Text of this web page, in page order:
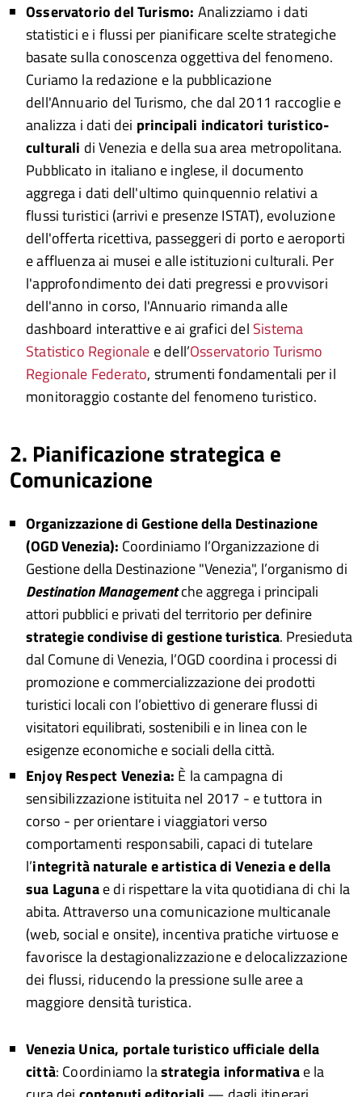
Osservatorio del Turismo: Analizziamo i dati
statistici e i flussi per pianificare scelte strategiche
basate sulla conoscenza oggettiva del fenomeno.
Curiamo la redazione e la pubblicazione
dell'Annuario del Turismo, che dal 2011 raccoglie e
analizza i dati dei principali indicatori turistico-
culturali di Venezia e della sua area metropolitana.
Pubblicato in italiano e inglese, il documento
aggrega i dati dell'ultimo quinquennio relativi a
flussi turistici (arrivi e presenze ISTAT), evoluzione
dell'offerta ricettiva, passeggeri di porto e aeroporti
e affluenza ai musei e alle istituzioni culturali. Per
l'approfondimento dei dati pregressi e provvisori
dell'anno in corso, l'Annuario rimanda alle
dashboard interattive e ai grafici del Sistema
Statistico Regionale e dell’Osservatorio Turismo
Regionale Federato, strumenti fondamentali per il
monitoraggio costante del fenomeno turistico.
2. Pianificazione strategica e
Comunicazione
Organizzazione di Gestione della Destinazione
(OGD Venezia): Coordiniamo l’Organizzazione di
Gestione della Destinazione "Venezia", l’organismo di
Destination Managementche aggrega i principali
attori pubblici e privati del territorio per definire
strategie condivise di gestione turistica. Presieduta
dal Comune di Venezia, l’OGD coordina i processi di
promozione e commercializzazione dei prodotti
turistici locali con l’obiettivo di generare flussi di
visitatori equilibrati, sostenibili e in linea con le
esigenze economiche e sociali della città.
Enjoy Respect Venezia: È la campagna di
sensibilizzazione istituita nel 2017 - e tuttora in
corso - per orientare i viaggiatori verso
comportamenti responsabili, capaci di tutelare
l’integrità naturale e artistica di Venezia e della
sua Lagunae di rispettare la vita quotidiana di chi la
abita. Attraverso una comunicazione multicanale
(web, social e onsite), incentiva pratiche virtuose e
favorisce la destagionalizzazione e delocalizzazione
dei flussi, riducendo la pressione sulle aree a
maggiore densità turistica.
Venezia Unica, portale turistico ufficiale della
città: Coordiniamo lastrategia informativae la